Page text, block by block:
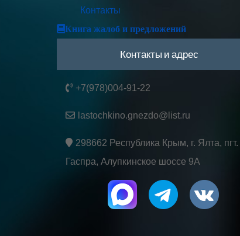
Контакты
Книга жалоб и предложений
Контакты и адрес
+7(978)004-91-22
lastochkino.gnezdo@list.ru
298662 Республика Крым, г. Ялта, пгт.
Гаспра, Алупкинское шоссе 9А